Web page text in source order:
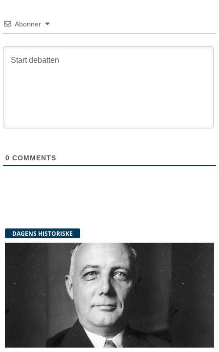
Abonner
0 COMMENTS
DAGENS HISTORISKE